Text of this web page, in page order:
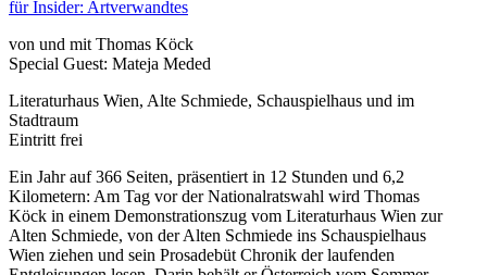
für Insider: Artverwandtes
von und mit Thomas Köck
Special Guest: Mateja Meded
Literaturhaus Wien, Alte Schmiede, Schauspielhaus und im
Stadtraum
Eintritt frei
Ein Jahr auf 366 Seiten, präsentiert in 12 Stunden und 6,2
Kilometern: Am Tag vor der Nationalratswahl wird Thomas
Köck in einem Demonstrationszug vom Literaturhaus Wien zur
Alten Schmiede, von der Alten Schmiede ins Schauspielhaus
Wien ziehen und sein Prosadebüt Chronik der laufenden